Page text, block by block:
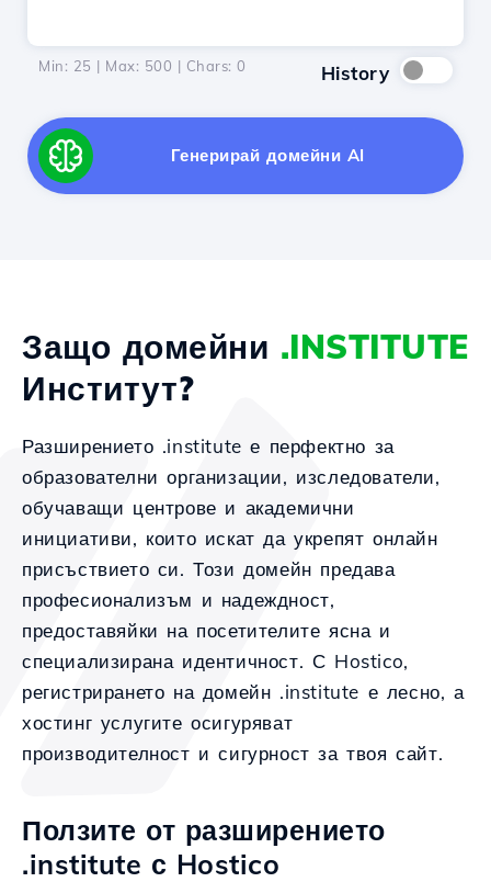
Min: 25 | Max: 500 | Chars: 0 History
Генерирай домейни AI
Защо домейни .INSTITUTE
Институт?
Разширението .institute е перфектно за
образователни организации, изследователи,
обучаващи центрове и академични
инициативи, които искат да укрепят онлайн
присъствието си. Този домейн предава
професионализъм и надеждност,
предоставяйки на посетителите ясна и
специализирана идентичност. С Hostico,
регистрирането на домейн .institute е лесно, а
хостинг услугите осигуряват
производителност и сигурност за твоя сайт.
Ползите от разширението
.institute с Hostico